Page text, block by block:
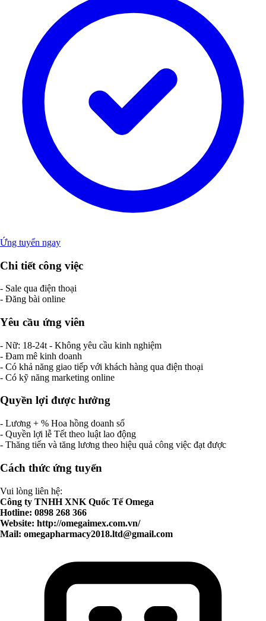
Ứng tuyển ngay
Chi tiết công việc
- Sale qua điện thoại
- Đăng bài online
Yêu cầu ứng viên
- Nữ: 18-24t - Không yêu cầu kinh nghiệm
- Đam mê kinh doanh
- Có khả năng giao tiếp với khách hàng qua điện thoại
- Có kỹ năng marketing online
Quyền lợi được hưởng
- Lương + % Hoa hồng doanh số
- Quyền lợi lễ Tết theo luật lao động
- Thăng tiến và tăng lương theo hiệu quả công việc đạt được
Cách thức ứng tuyển
Vui lòng liên hệ:
Công ty TNHH XNK Quốc Tế Omega
Hotline: 0898 268 366
Website: http://omegaimex.com.vn/
Mail: omegapharmacy2018.ltd@gmail.com